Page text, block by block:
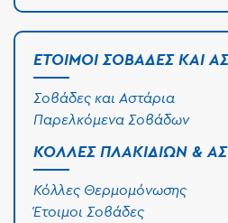
ΈΤΟΙΜΟΙ ΣΟΒΆΔΕΣ ΚΑΙ
Σοβάδες και Αστάρια
Παρελκόμενα Σοβάδων
ΚΌΛΛΕΣ ΠΛΑΚΙΔΊΩΝ &
Κόλλες Θερμομόνωσης
Έτοιμοι Σοβάδες